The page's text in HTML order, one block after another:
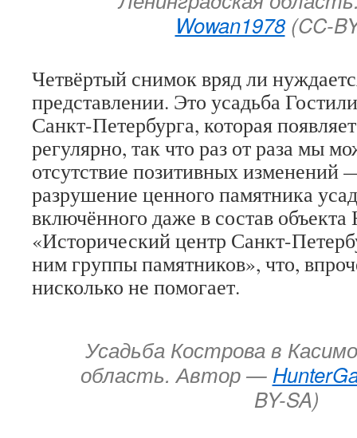
Wowan1978(CC-
Четвёртый снимок вряд ли
представлении. Это усадьба
Санкт-Петербурга, которая
регулярно, так что раз от раза мы
отсутствие позитивных изменений
разрушение ценного памятника
включённого даже в состав
«Исторический центр Санкт-
ним группы памятников», что,
нисколько не помогает.
Усадьба Кострова в
область. Автор —
BY-SA)